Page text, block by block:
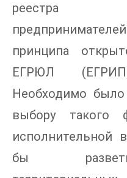
реестра
принципа
ЕГРЮЛ
Необходимо
выбору такого
исполнительной
бы